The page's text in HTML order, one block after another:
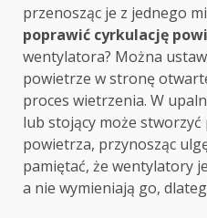
przenosząc je z jednego
poprawić cyrkulację
wentylatora? Można
powietrze w stronę
proces wietrzenia. W
lub stojący może
powietrza, przynosząc
pamiętać, że wentylatory
a nie wymieniają go,